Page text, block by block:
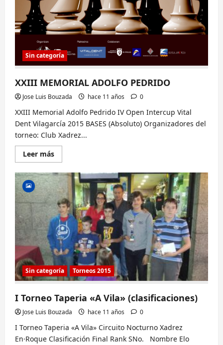
Sin categoría
Jose Luis Bouzada hace 11 años 0
XXIII Memorial Adolfo Pedrido IV Open Intercup Vital
Dent Vilagarcía 2015 BASES (Absoluto) Organizadores del
torneo: Club Xadrez...
Leer másLee
más
XXIII
MEMORIAL
ADOLFO
Sin categoría Torneos 2015
I Torneo Taperia «A Vila» (clasificaciones)
Jose Luis Bouzada hace 11 años 0
I Torneo Taperia «A Vila» Circuito Nocturno Xadrez
En·Roque Clasificación Final Rank SNo. Nombre Elo